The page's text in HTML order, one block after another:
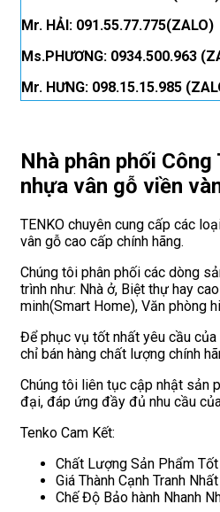
Mr. HẢI: 091.55.77.775(ZALO)
Ms.PHƯƠNG: 0934.500.963
Mr. HƯNG: 098.15.15.985
Nhà phân phối
nhựa vân gỗ viền
TENKO chuyên cung cấp các
vân gỗ cao cấp chính hãng.
Chúng tôi phân phối các dòng
trình như: Nhà ở, Biệt thự hay
minh(Smart Home), Văn phòng
Để phục vụ tốt nhất yêu cầu của
chỉ bán hàng chất lượng chính
Chúng tôi liên tục cập nhật sản
đại, đáp ứng đầy đủ nhu cầu
Tenko Cam Kết:
Chất Lượng Sản Phẩm
Giá Thành Cạnh Tranh Nhất
Chế Độ Bảo hành Nhanh